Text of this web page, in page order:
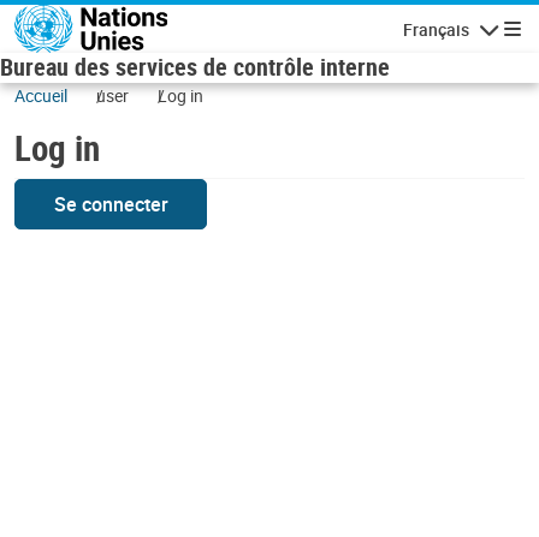
Skip to main content
Français
Bureau des services de contrôle interne
Accueil user Log in
Log in
Se connecter